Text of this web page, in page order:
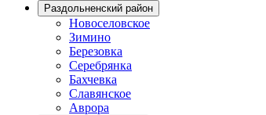
Раздольненский район
Новоселовское
Зимино
Березовка
Серебрянка
Бахчевка
Славянское
Аврора